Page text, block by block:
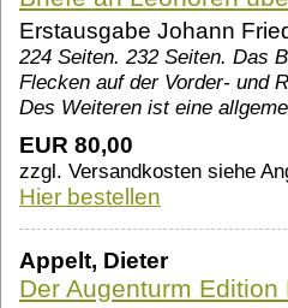
Erstausgabe Johann
224 Seiten. 232 Seiten. Das
Flecken auf der Vorder- und
Des Weiteren ist eine
EUR 80,00
zzgl. Versandkosten siehe
Hier bestellen
Appelt, Dieter
Der Augenturm